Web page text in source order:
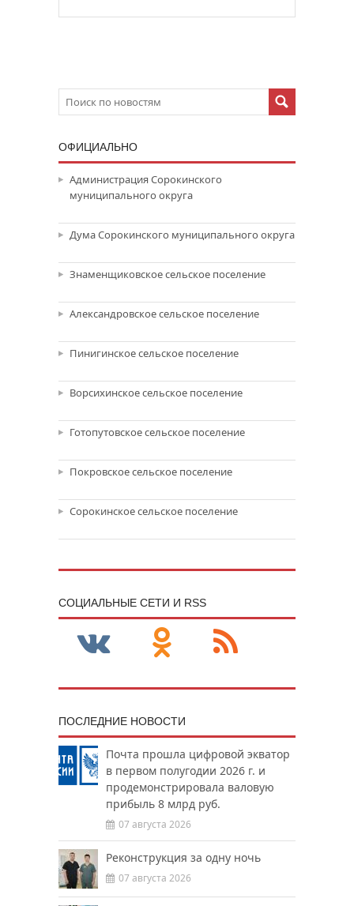
ОФИЦИАЛЬНО
Администрация Сорокинского
муниципального округа
Дума Сорокинского муниципального округа
Знаменщиковское сельское поселение
Александровское сельское поселение
Пинигинское сельское поселение
Ворсихинское сельское поселение
Готопутовское сельское поселение
Покровское сельское поселение
Сорокинское сельское поселение
CОЦИАЛЬНЫЕ СЕТИ И RSS
ПОСЛЕДНИЕ НОВОСТИ
Почта прошла цифровой экватор
в первом полугодии 2026 г. и
продемонстрировала валовую
прибыль 8 млрд руб.
07 августа 2026
Реконструкция за одну ночь
07 августа 2026